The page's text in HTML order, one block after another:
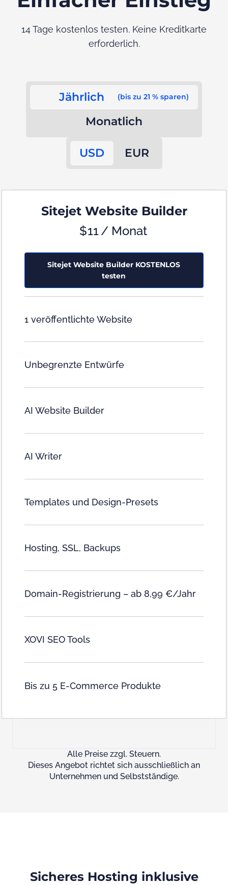
14 Tage kostenlos testen. Keine Kreditkarte
erforderlich.
Jährlich (bis zu 21 % sparen)
Monatlich
USD EUR
Sitejet Website Builder
$11/ Monat
Sitejet Website Builder KOSTENLOS
testen
1 veröffentlichte Website
Unbegrenzte Entwürfe
AI Website Builder
AI Writer
Templates und Design-Presets
Hosting, SSL, Backups
Domain-Registrierung – ab 8,99 €/Jahr
XOVI SEO Tools
Bis zu 5 E-Commerce Produkte
Alle Preise zzgl. Steuern.
Dieses Angebot richtet sich ausschließlich an
Unternehmen und Selbstständige.
Sicheres Hosting inklusive